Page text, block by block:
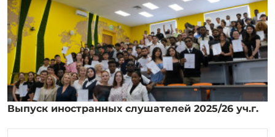
Выпуск иностранных слушателей 2025/26 уч.г.